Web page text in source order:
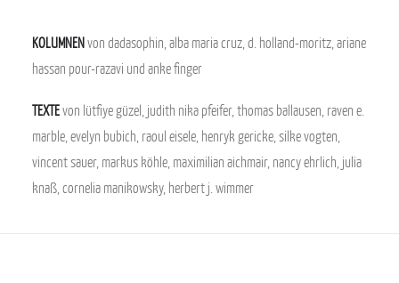
KOLUMNENvon dadasophin, alba maria cruz, d. holland-moritz, ariane
hassan pour-razavi und anke finger
TEXTEvon lütfiye güzel, judith nika pfeifer, thomas ballausen, raven e.
marble, evelyn bubich, raoul eisele, henryk gericke, silke vogten,
vincent sauer, markus köhle, maximilian aichmair, nancy ehrlich, julia
knaß, cornelia manikowsky, herbert j. wimmer